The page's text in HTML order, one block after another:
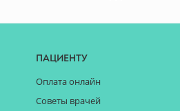
Пациенту
Оплата онлайн
Советы врачей